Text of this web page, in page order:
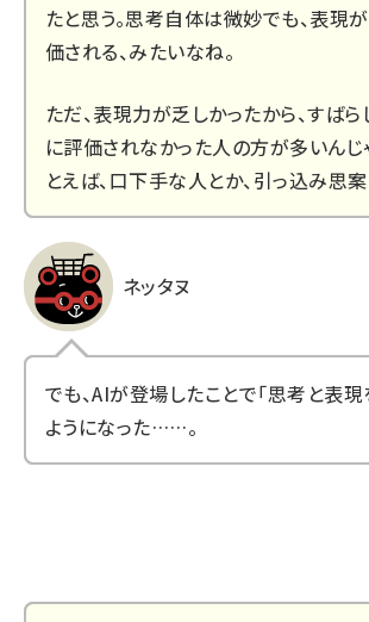
たと思う。思考自体は微妙でも、表現
価される、みたいなね。
ただ、表現力が乏しかったから、すば
に評価されなかった人の方が多いんじ
とえば、口下手な人とか、引っ込み思
ネッタヌ
でも、AIが登場したことで「思考と表現
ようになった……。